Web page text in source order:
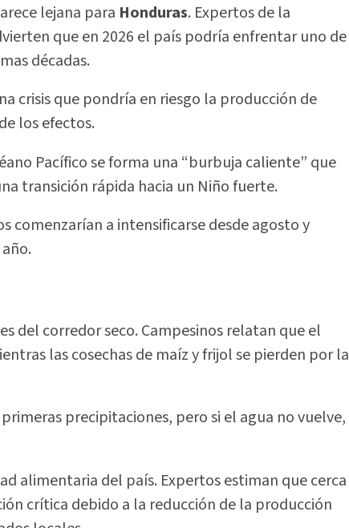
lejana para Honduras. Expertos de la
que en 2026 el país podría enfrentar uno de
décadas.
crisis que pondría en riesgo la producción de
los efectos.
Pacífico se forma una “burbuja caliente” que
transición rápida hacia un Niño fuerte.
comenzarían a intensificarse desde agosto y
del corredor seco. Campesinos relatan que el
las cosechas de maíz y frijol se pierden por la
precipitaciones, pero si el agua no vuelve,
alimentaria del país. Expertos estiman que cerca
crítica debido a la reducción de la producción